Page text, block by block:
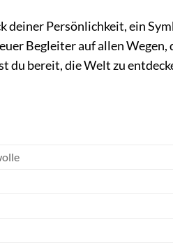
deiner Persönlichkeit, ein
Begleiter auf allen Wegen,
du bereit, die Welt zu